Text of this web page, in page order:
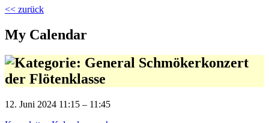
<< zurück
My Calendar
Schmökerkonzert
der Flötenklasse
12. Juni 2024 11:15 – 11:45